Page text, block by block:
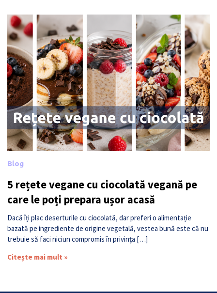
Blog
5 rețete vegane cu ciocolată vegană pe
care le poți prepara ușor acasă
Dacă îți plac deserturile cu ciocolată, dar preferi o alimentație
bazată pe ingrediente de origine vegetală, vestea bună este că nu
trebuie să faci niciun compromis în privința […]
Citește mai mult »